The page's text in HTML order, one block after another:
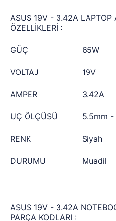
ASUS 19V - 3.42A LAPTOP
ÖZELLİKLERİ :
GÜÇ 65W
VOLTAJ 19V
AMPER 3.42A
UÇ ÖLÇÜSÜ 5.5mm -
RENK Siyah
DURUMU Muadil
ASUS 19V - 3.42A
PARÇA KODLARI :